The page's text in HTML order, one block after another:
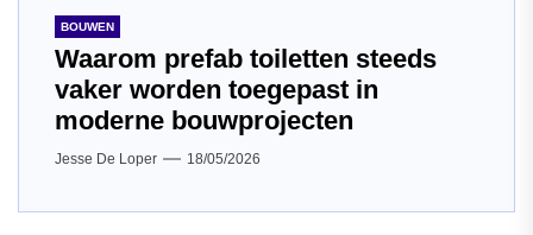
BOUWEN
Waarom prefab toiletten steeds
vaker worden toegepast in
moderne bouwprojecten
Jesse De Loper 18/05/2026